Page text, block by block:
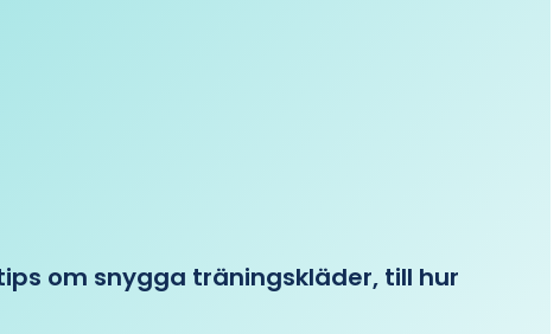
om snygga träningskläder, till hur